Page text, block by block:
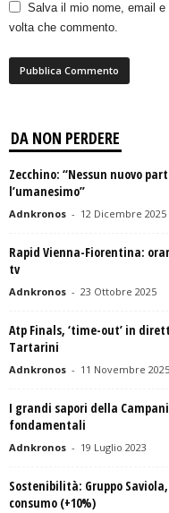
Salva il mio nome, email
volta che commento.
DA NON PERDERE
Zecchino: “Nessun nuovo
l’umanesimo”
Adnkronos - 12 Dicembre 2025
Rapid Vienna-Fiorentina:
tv
Adnkronos - 23 Ottobre 2025
Atp Finals, ‘time-out’ in
Tartarini
Adnkronos - 11 Novembre 2025
I grandi sapori della
fondamentali
Adnkronos - 19 Luglio 2023
Sostenibilità: Gruppo
consumo (+10%)